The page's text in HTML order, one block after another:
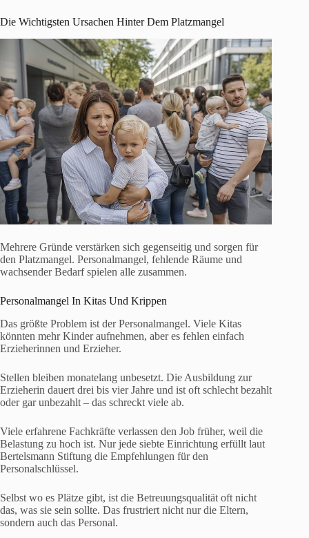
Die Wichtigsten Ursachen Hinter Dem Platzmangel
Mehrere Gründe verstärken sich gegenseitig und sorgen für
den Platzmangel. Personalmangel, fehlende Räume und
wachsender Bedarf spielen alle zusammen.
Personalmangel In Kitas Und Krippen
Das größte Problem ist der Personalmangel. Viele Kitas
könnten mehr Kinder aufnehmen, aber es fehlen einfach
Erzieherinnen und Erzieher.
Stellen bleiben monatelang unbesetzt. Die Ausbildung zur
Erzieherin dauert drei bis vier Jahre und ist oft schlecht bezahlt
oder gar unbezahlt – das schreckt viele ab.
Viele erfahrene Fachkräfte verlassen den Job früher, weil die
Belastung zu hoch ist. Nur jede siebte Einrichtung erfüllt laut
Bertelsmann Stiftung die Empfehlungen für den
Personalschlüssel.
Selbst wo es Plätze gibt, ist die Betreuungsqualität oft nicht
das, was sie sein sollte. Das frustriert nicht nur die Eltern,
sondern auch das Personal.